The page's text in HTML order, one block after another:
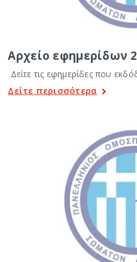
Αρχείο εφημερίδων
Δείτε τις εφημερίδες που
Δείτε περισσότερα